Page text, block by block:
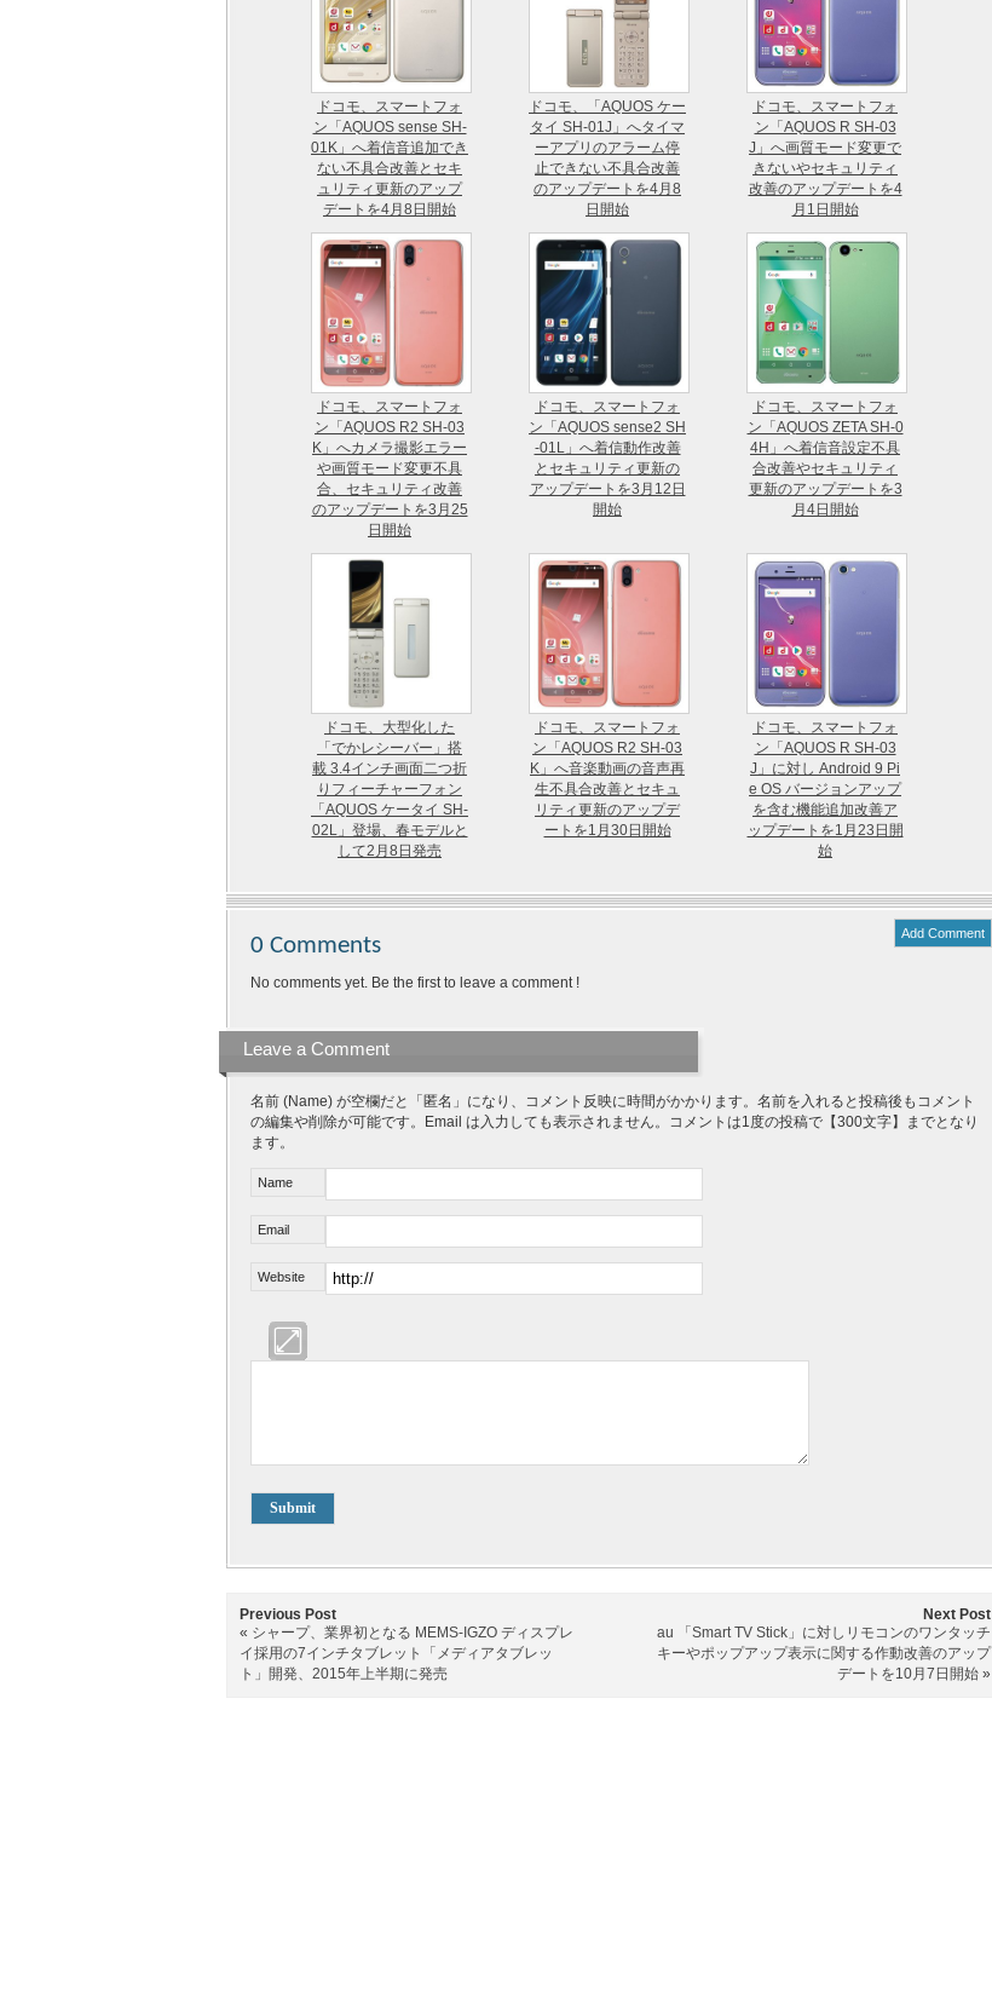
ドコモ、スマートフォ
ン「AQUOS sense SH-
01K」へ着信音追加でき
ない不具合改善とセキ
ュリティ更新のアップ
デートを4月8日開始
ドコモ、「AQUOS ケー
タイ SH-01J」へタイマ
ーアプリのアラーム停
止できない不具合改善
のアップデートを4月8
日開始
ドコモ、スマートフォ
ン「AQUOS R SH-03
J」へ画質モード変更で
きないやセキュリティ
改善のアップデートを4
月1日開始
ドコモ、スマートフォ
ン「AQUOS R2 SH-03
K」へカメラ撮影エラー
や画質モード変更不具
合、セキュリティ改善
のアップデートを3月25
日開始
ドコモ、スマートフォ
ン「AQUOS sense2 SH
-01L」へ着信動作改善
とセキュリティ更新の
アップデートを3月12日
開始
ドコモ、スマートフォ
ン「AQUOS ZETA SH-0
4H」へ着信音設定不具
合改善やセキュリティ
更新のアップデートを3
月4日開始
ドコモ、大型化した
「でかレシーバー」搭
載 3.4インチ画面二つ折
りフィーチャーフォン
「AQUOS ケータイ SH-
02L」登場、春モデルと
して2月8日発売
ドコモ、スマートフォ
ン「AQUOS R2 SH-03
K」へ音楽動画の音声再
生不具合改善とセキュ
リティ更新のアップデ
ートを1月30日開始
ドコモ、スマートフォ
ン「AQUOS R SH-03
J」に対し Android 9 Pi
e OS バージョンアップ
を含む機能追加改善ア
ップデートを1月23日開
始
0 Comments Add Comment
No comments yet. Be the first to leave a comment !
Leave a Comment
名前 (Name) が空欄だと「匿名」になり、コメント反映に時間がかかります。名前を入れると投稿後もコメント
の編集や削除が可能です。Email は入力しても表示されません。コメントは1度の投稿で【300文字】までとなり
ます。
Name
Email
Website
Previous Post
« シャープ、業界初となる MEMS-IGZO ディスプレ
イ採用の7インチタブレット「メディアタブレッ
ト」開発、2015年上半期に発売
Next Post
au 「Smart TV Stick」に対しリモコンのワンタッチ
キーやポップアップ表示に関する作動改善のアップ
デートを10月7日開始 »